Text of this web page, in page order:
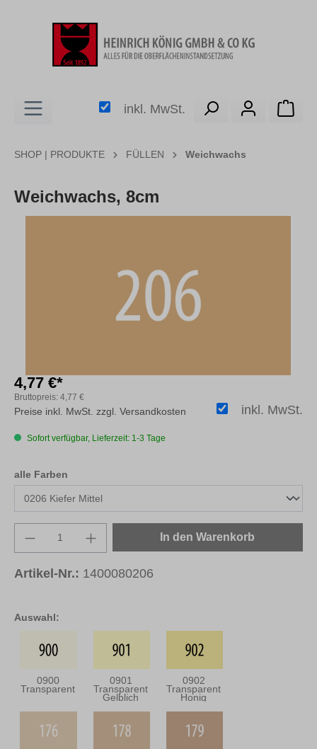
inkl. MwSt.
SHOP | PRODUKTE FÜLLEN Weichwachs
Weichwachs, 8cm
Auswahl:
0900
Transparent
0901
Transparent
Gelblich
0902
Transparent
Honig
4,77 €*
Bruttopreis: 4,77 €
inkl. MwSt.
Preise inkl. MwSt. zzgl. Versandkosten
Sofort verfügbar, Lieferzeit: 1-3 Tage
alle Farben
Produkt Anzahl: Gib den gewünschten
In den Warenkorb
Artikel-Nr.: 1400080206